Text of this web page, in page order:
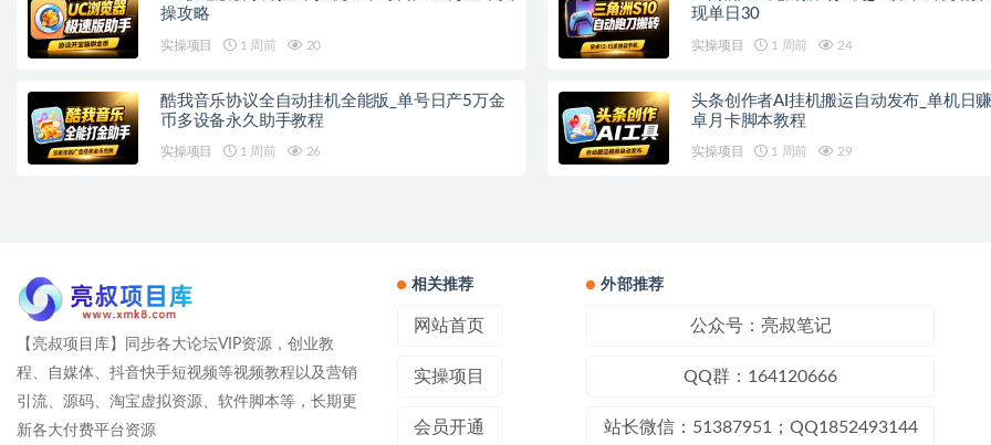
操攻略
实操项目 1 周前 20
现单日30
实操项目 1 周前 24
酷我音乐协议全自动挂机全能版_单号日产5万金
币多设备永久助手教程
实操项目 1 周前 26
头条创作者AI挂机搬运自动发布_单机日
卓月卡脚本教程
实操项目 1 周前 29
【亮叔项目库】同步各大论坛VIP资源，创业教
程、自媒体、抖音快手短视频等视频教程以及营销
引流、源码、淘宝虚拟资源、软件脚本等，长期更
新各大付费平台资源
相关推荐
网站首页
实操项目
会员开通
外部推荐
公众号：亮叔笔记
QQ群：164120666
站长微信：51387951；QQ1852493144